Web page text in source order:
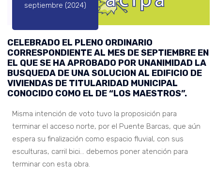
septiembre (2024)
CELEBRADO EL PLENO ORDINARIO
CORRESPONDIENTE AL MES DE SEPTIEMBRE EN
EL QUE SE HA APROBADO POR UNANIMIDAD LA
BUSQUEDA DE UNA SOLUCION AL EDIFICIO DE
VIVIENDAS DE TITULARIDAD MUNICIPAL
CONOCIDO COMO EL DE “LOS MAESTROS”.
Misma intención de voto tuvo la proposición para
terminar el acceso norte, por el Puente Barcas, que aún
espera su finalización como espacio fluvial, con sus
esculturas, carril bici… debemos poner atención para
terminar con esta obra.